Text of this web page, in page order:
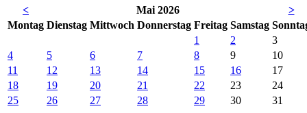
< Mai 2026
>
Montag Dienstag Mittwoch Donnerstag Freitag Samstag So
1
2
3
4
5 6 7 8 9
10
11
12 13 14 15 16
17
18
19 20 21 22 23
24
25
26 27 28 29 30 31